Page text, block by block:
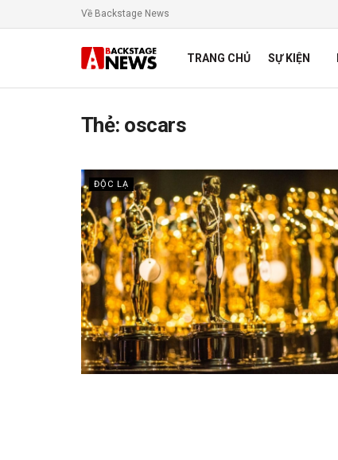
Về Backstage News
TRANG CHỦ SỰ KIỆN
Thẻ: oscars
ĐỘC LẠ